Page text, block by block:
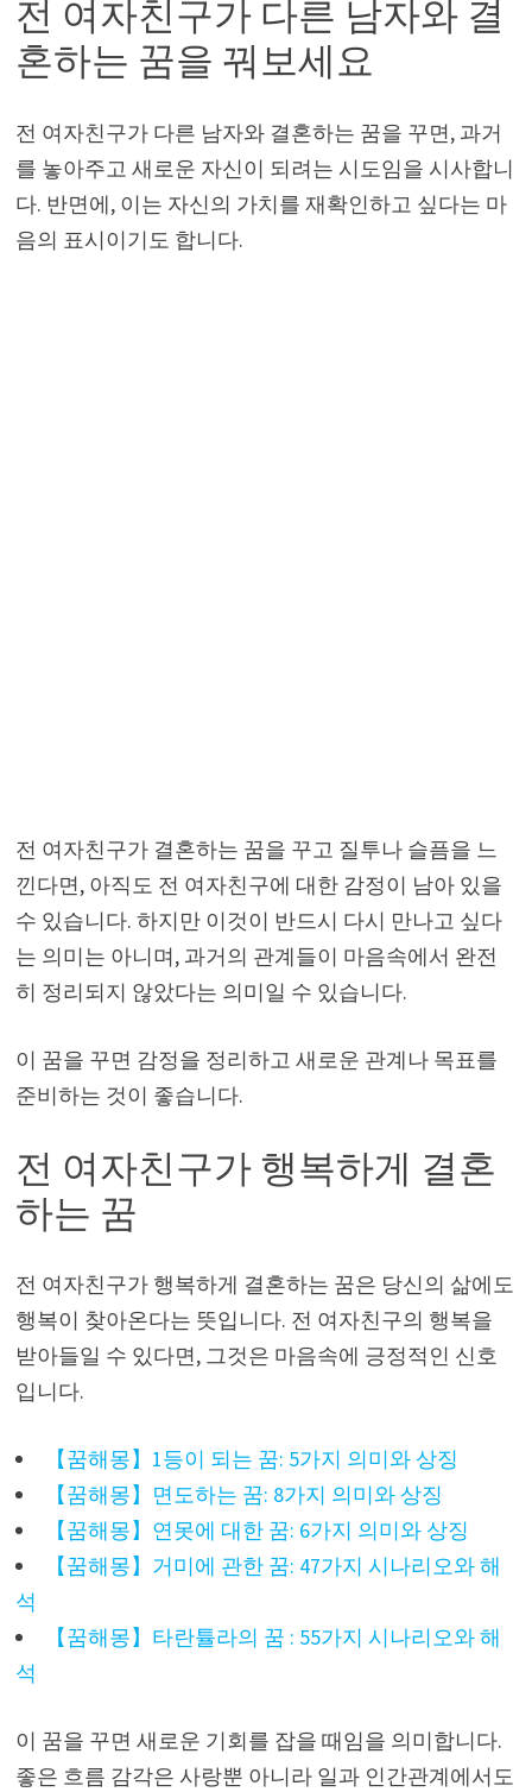
전 여자친구가 다른 남자와 결
혼하는 꿈을 꿔보세요
전 여자친구가 다른 남자와 결혼하는 꿈을 꾸면, 과거
를 놓아주고 새로운 자신이 되려는 시도임을 시사합니
다. 반면에, 이는 자신의 가치를 재확인하고 싶다는 마
음의 표시이기도 합니다.
전 여자친구가 결혼하는 꿈을 꾸고 질투나 슬픔을 느
낀다면, 아직도 전 여자친구에 대한 감정이 남아 있을
수 있습니다. 하지만 이것이 반드시 다시 만나고 싶다
는 의미는 아니며, 과거의 관계들이 마음속에서 완전
히 정리되지 않았다는 의미일 수 있습니다.
이 꿈을 꾸면 감정을 정리하고 새로운 관계나 목표를
준비하는 것이 좋습니다.
전 여자친구가 행복하게 결혼
하는 꿈
전 여자친구가 행복하게 결혼하는 꿈은 당신의 삶에도
행복이 찾아온다는 뜻입니다. 전 여자친구의 행복을
받아들일 수 있다면, 그것은 마음속에 긍정적인 신호
입니다.
【꿈해몽】1등이 되는 꿈: 5가지 의미와 상징
【꿈해몽】면도하는 꿈: 8가지 의미와 상징
【꿈해몽】연못에 대한 꿈: 6가지 의미와 상징
【꿈해몽】거미에 관한 꿈: 47가지 시나리오와 해
석
【꿈해몽】타란튤라의 꿈 : 55가지 시나리오와 해
석
이 꿈을 꾸면 새로운 기회를 잡을 때임을 의미합니다.
좋은 흐름 감각은 사랑뿐 아니라 일과 인간관계에서도